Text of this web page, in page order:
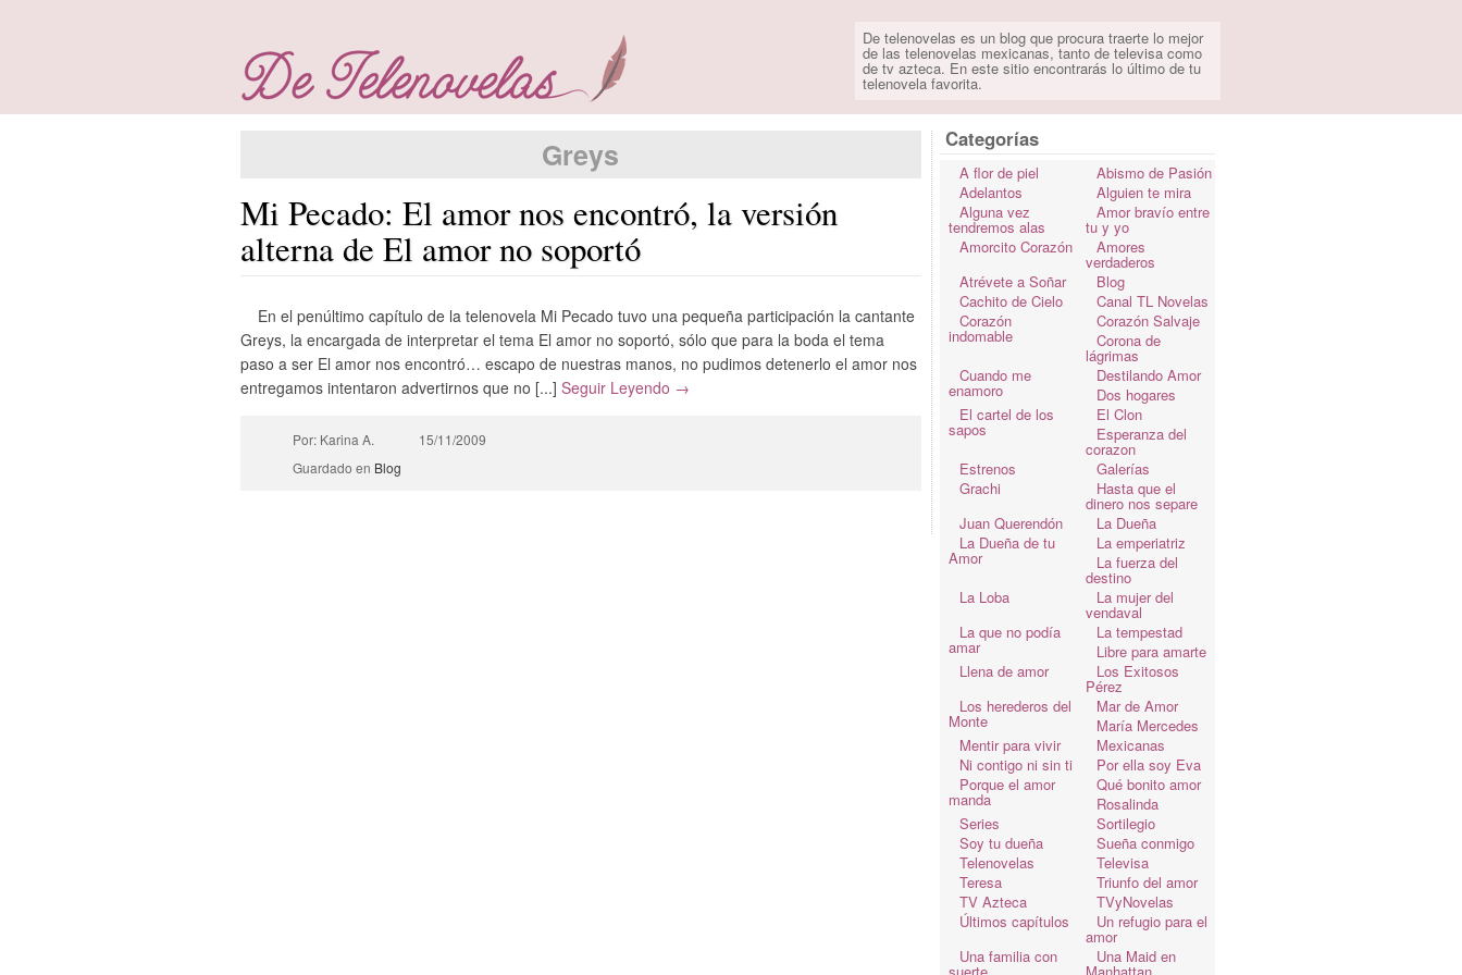
De telenovelas es un blog que procura traerte lo mejor
de las telenovelas mexicanas, tanto de televisa como
de tv azteca. En este sitio encontrarás lo último de tu
telenovela favorita.
Greys
Mi Pecado: El amor nos encontró, la versión
alterna de El amor no soportó
En el penúltimo capítulo de la telenovela Mi Pecado tuvo una pequeña participación la cantante
Greys, la encargada de interpretar el tema El amor no soportó, sólo que para la boda el tema
paso a ser El amor nos encontró… escapo de nuestras manos, no pudimos detenerlo el amor nos
entregamos intentaron advertirnos que no [...]Seguir Leyendo →
Por: Karina A.
15/11/2009
Guardado en Blog
Categorías
A flor de piel
Abismo de Pasión
Adelantos
Alguien te mira
Alguna vez
tendremos alas
Amor bravío entre
tu y yo
Amorcito Corazón
Amores
verdaderos
Atrévete a Soñar
Blog
Cachito de Cielo
Canal TL Novelas
Corazón
indomable
Corazón Salvaje
Corona de
lágrimas
Cuando me
enamoro
Destilando Amor
Dos hogares
El cartel de los
sapos
El Clon
Esperanza del
corazon
Estrenos
Galerías
Grachi
Hasta que el
dinero nos separe
Juan Querendón
La Dueña
La Dueña de tu
Amor
La emperiatriz
La fuerza del
destino
La Loba
La mujer del
vendaval
La que no podía
amar
La tempestad
Libre para amarte
Llena de amor
Los Exitosos
Pérez
Los herederos del
Monte
Mar de Amor
María Mercedes
Mentir para vivir
Mexicanas
Ni contigo ni sin ti
Por ella soy Eva
Porque el amor
manda
Qué bonito amor
Rosalinda
Series
Sortilegio
Soy tu dueña
Sueña conmigo
Telenovelas
Televisa
Teresa
Triunfo del amor
TV Azteca
TVyNovelas
Últimos capítulos
Un refugio para el
amor
Una familia con
Una Maid en